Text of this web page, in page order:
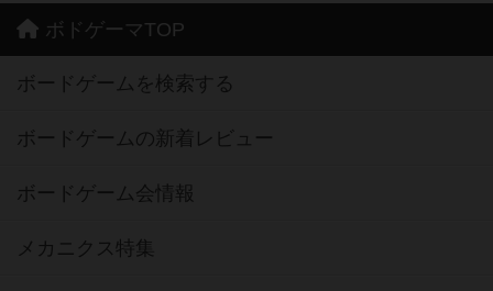
ボドゲーマTOP
ボードゲームを検索する
ボードゲームの新着レビュー
ボードゲーム会情報
メカニクス特集